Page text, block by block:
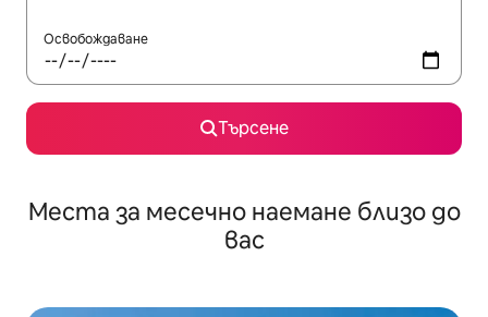
Освобождаване
Търсене
Места за месечно наемане близо до
вас